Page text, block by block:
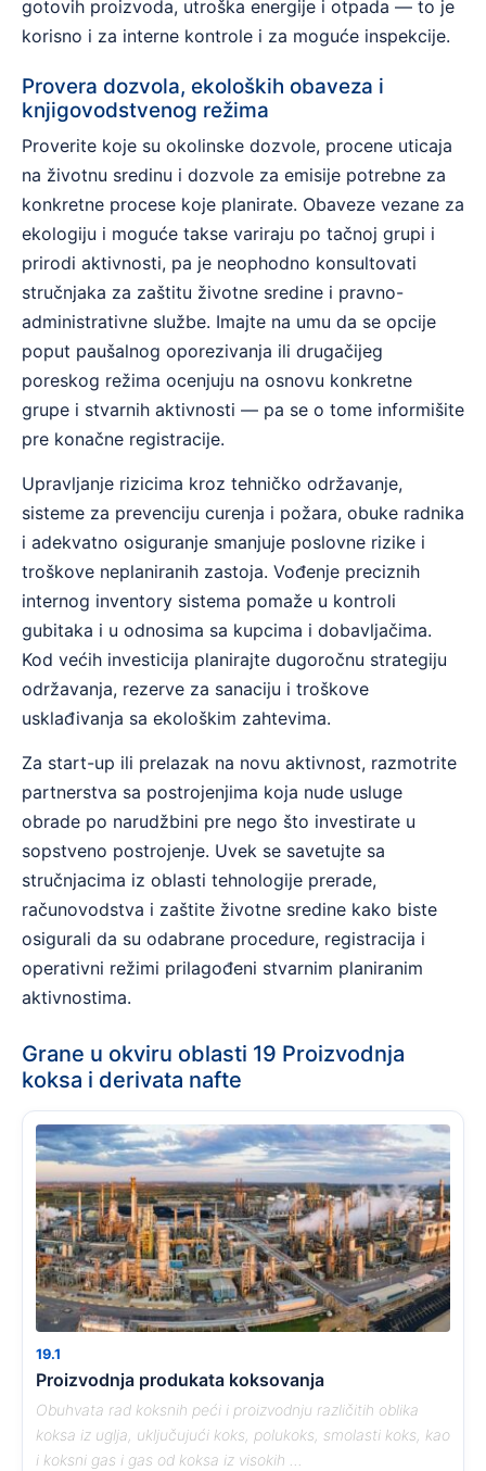
gotovih proizvoda, utroška energije i otpada — to je
korisno i za interne kontrole i za moguće inspekcije.
Provera dozvola, ekoloških obaveza i
knjigovodstvenog režima
Proverite koje su okolinske dozvole, procene uticaja
na životnu sredinu i dozvole za emisije potrebne za
konkretne procese koje planirate. Obaveze vezane za
ekologiju i moguće takse variraju po tačnoj grupi i
prirodi aktivnosti, pa je neophodno konsultovati
stručnjaka za zaštitu životne sredine i pravno-
administrativne službe. Imajte na umu da se opcije
poput paušalnog oporezivanja ili drugačijeg
poreskog režima ocenjuju na osnovu konkretne
grupe i stvarnih aktivnosti — pa se o tome informišite
pre konačne registracije.
Upravljanje rizicima kroz tehničko održavanje,
sisteme za prevenciju curenja i požara, obuke radnika
i adekvatno osiguranje smanjuje poslovne rizike i
troškove neplaniranih zastoja. Vođenje preciznih
internog inventory sistema pomaže u kontroli
gubitaka i u odnosima sa kupcima i dobavljačima.
Kod većih investicija planirajte dugoročnu strategiju
održavanja, rezerve za sanaciju i troškove
usklađivanja sa ekološkim zahtevima.
Za start-up ili prelazak na novu aktivnost, razmotrite
partnerstva sa postrojenjima koja nude usluge
obrade po narudžbini pre nego što investirate u
sopstveno postrojenje. Uvek se savetujte sa
stručnjacima iz oblasti tehnologije prerade,
računovodstva i zaštite životne sredine kako biste
osigurali da su odabrane procedure, registracija i
operativni režimi prilagođeni stvarnim planiranim
aktivnostima.
Grane u okviru oblasti 19 Proizvodnja
koksa i derivata nafte
19.1
Proizvodnja produkata koksovanja
Obuhvata rad koksnih peći i proizvodnju različitih oblika
koksa iz uglja, uključujući koks, polukoks, smolasti koks, kao
i koksni gas i gas od koksa iz visokih ...